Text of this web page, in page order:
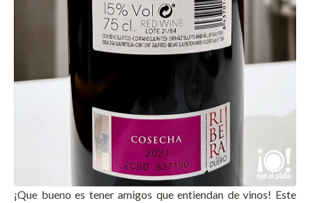
¡Que bueno es tener amigos que entiendan de vinos! Este